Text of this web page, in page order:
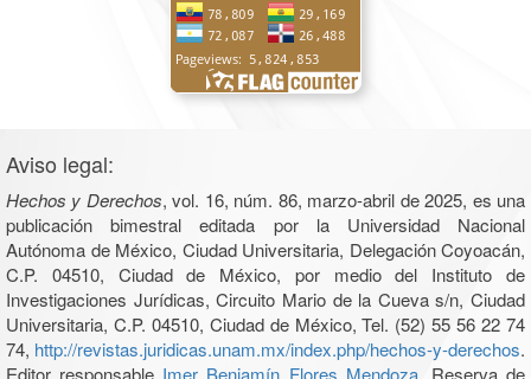
Aviso legal:
Hechos y Derechos, vol. 16, núm. 86, marzo-abril de 2025, es una
publicación bimestral editada por la Universidad Nacional
Autónoma de México, Ciudad Universitaria, Delegación Coyoacán,
C.P. 04510, Ciudad de México, por medio del Instituto de
Investigaciones Jurídicas, Circuito Mario de la Cueva s/n, Ciudad
Universitaria, C.P. 04510, Ciudad de México, Tel. (52) 55 56 22 74
74, http://revistas.juridicas.unam.mx/index.php/hechos-y-derechos.